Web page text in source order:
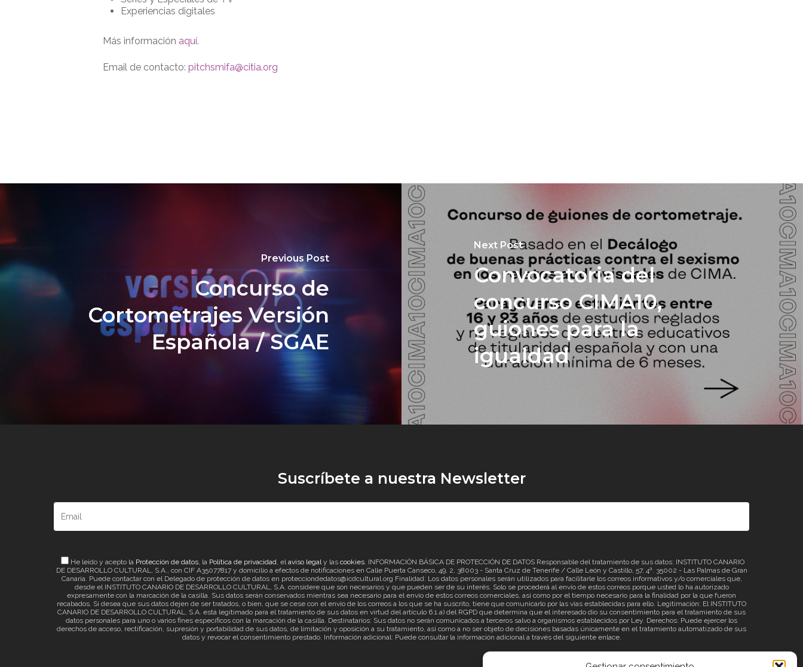
Experiencias digitales
Más información aquí.
Email de contacto: pitchsmifa@citia.org
Previous Post
Concurso de
Cortometrajes Versión
Española / SGAE
Next Post
Convocatoria del
concurso CIMA10,
guiones para la
igualdad
Suscríbete a nuestra Newsletter
He leído y acepto la Protección de datos, la Política de privacidad, elaviso legaly las cookies. INFORMACIÓN BÁSICA DE PROTECCIÓN DE DATOS Responsable del tratamiento de sus datos: INSTITUTO CANARIO
DE DESARROLLO CULTURAL, S.A., con CIF A35077817 y domicilio a efectos de notificaciones en Calle Puerta Canseco, 49, 2, 38003 - Santa Cruz de Tenerife / Calle León y Castillo, 57, 4ª. 35002 - Las Palmas de Gran
Canaria. Puede contactar con el Delegado de protección de datos en protecciondedatos@icdcultural.org Finalidad: Los datos personales serán utilizados para facilitarle los correos informativos y/o comerciales que,
desde el INSTITUTO CANARIO DE DESARROLLO CULTURAL, S.A. considere que son necesarios y que pueden ser de su interés. Solo se procederá al envío de estos correos porque usted lo ha autorizado
expresamente con la marcación de la casilla. Sus datos serán conservados mientras sea necesario para el envío de estos correos comerciales, así como por el tiempo necesario para la finalidad por la que fueron
recabados. Si desea que sus datos dejen de ser tratados, o bien, que se cese con el envío de los correos a los que se ha suscrito, tiene que comunicarlo por las vías establecidas para ello. Legitimación: El INSTITUTO
CANARIO DE DESARROLLO CULTURAL, S.A. está legitimado para el tratamiento de sus datos en virtud del artículo 6.1.a) del RGPD que determina que el interesado dio su consentimiento para el tratamiento de sus
datos personales para uno o varios fines específicos con la marcación de la casilla. Destinatarios: Sus datos no serán comunicados a terceros salvo a organismos establecidos por Ley. Derechos: Puede ejercer los
derechos de acceso, rectificación, supresión y portabilidad de sus datos, de limitación y oposición a su tratamiento, así como a no ser objeto de decisiones basadas únicamente en el tratamiento automatizado de sus
datos y revocar el consentimiento prestado. Información adicional: Puede consultar la información adicional a través del siguiente enlace.